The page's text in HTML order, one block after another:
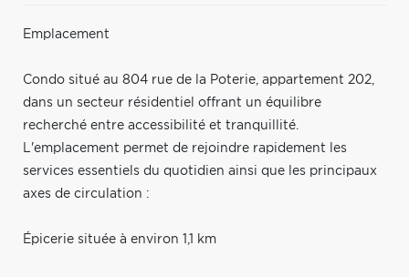
Emplacement
Condo situé au 804 rue de la Poterie, appartement 202,
dans un secteur résidentiel offrant un équilibre
recherché entre accessibilité et tranquillité.
L'emplacement permet de rejoindre rapidement les
services essentiels du quotidien ainsi que les principaux
axes de circulation :
Épicerie située à environ 1,1 km